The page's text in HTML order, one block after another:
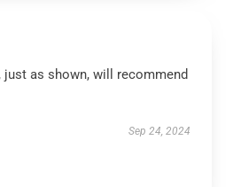
as shown, will recommend
Sep 24, 2024